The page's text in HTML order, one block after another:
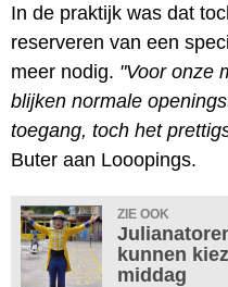
In de praktijk was dat
reserveren van een
meer nodig. "Voor onze
blijken normale
toegang, toch het
Buter aan Looopings.
ZIE OOK
kunnen
middag